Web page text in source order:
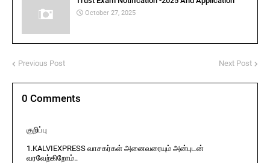
October 27, 2025
Previous Post Next Post
0 Comments
குறிப்பு
1.KALVIEXPRESS வாசகர்கள் அனைவரையும் அன்புடன்
வரவேற்கிறோம்..